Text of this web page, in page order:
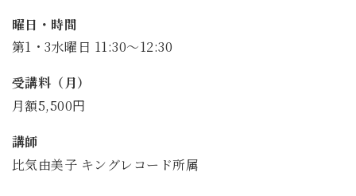
曜日・時間
第1・3水曜日 11:30～12:30
受講料（月）
月額5,500円
講師
比気由美子 キングレコード所属